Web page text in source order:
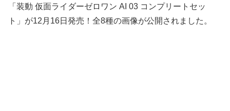
「装動 仮面ライダーゼロワン AI 03 コンプリートセッ
ト」が12月16日発売！全8種の画像が公開されました。